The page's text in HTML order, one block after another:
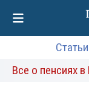
Статьи
Все о пенсиях в